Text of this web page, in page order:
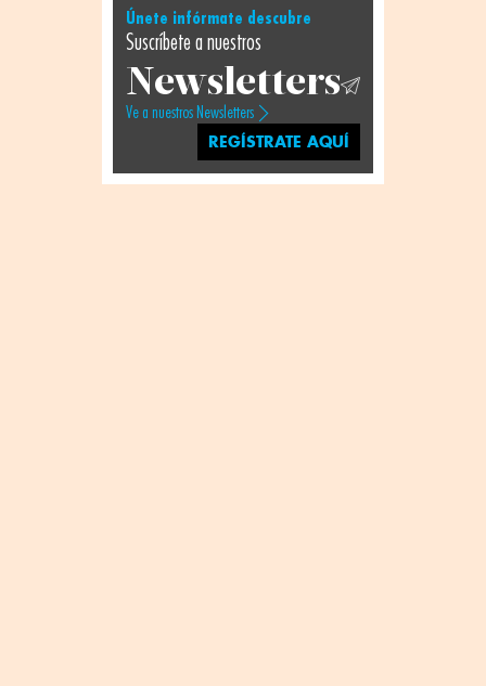
Únete infórmate descubre
Suscríbete a nuestros
Newsletters
Ve a nuestros Newsletters
REGÍSTRATE AQUÍ